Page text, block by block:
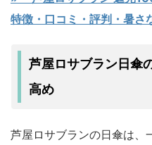
特徴・口コミ・評判・暑さ
芦屋ロサブラン日傘
高め
芦屋ロサブランの日傘は、